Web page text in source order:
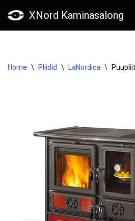
XNord Kaminasalong
Home \ Pliidid \ LaNordica \